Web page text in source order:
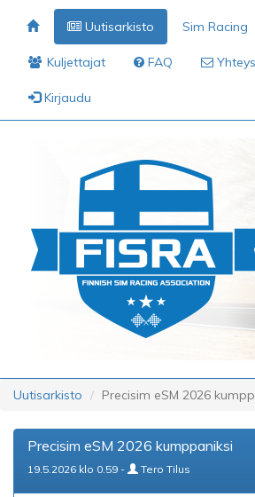
Uutisarkisto Sim Racing
Kuljettajat FAQ
Kirjaudu
Uutisarkisto Precisim eSM 2026
Precisim eSM 2026 kumppaniksi
19.5.2026 klo 0.59 - Tero Tilus